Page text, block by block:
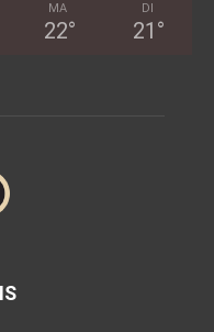
MA
22°
DI
21 °